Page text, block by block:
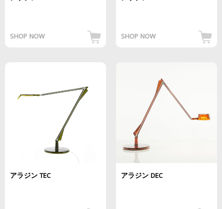
SHOP NOW SHOP NOW
アラジン TEC アラジン DEC